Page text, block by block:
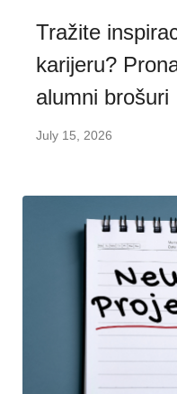
Tražite
karijeru?
alumni brošuri
July 15, 2026